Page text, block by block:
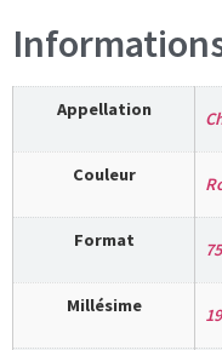
Appellation
Couleur
Format
Millésime